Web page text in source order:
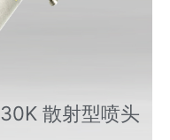
30K 散射型喷头